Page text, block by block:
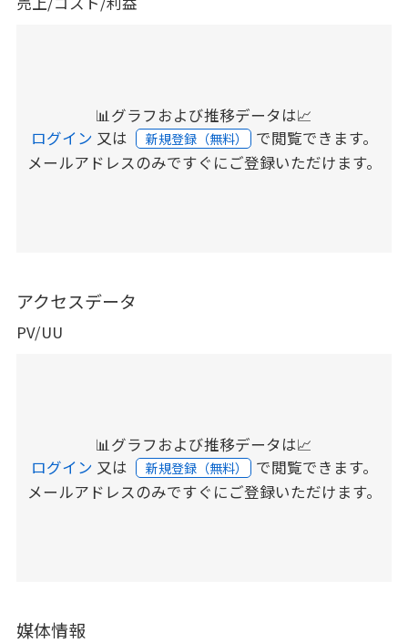
📊グラフおよび推移データは📈
ログイン 又は 新規登録（無料） で閲覧できます。
メールアドレスのみですぐにご登録いただけます。
アクセスデータ
PV/UU
📊グラフおよび推移データは📈
ログイン 又は 新規登録（無料） で閲覧できます。
メールアドレスのみですぐにご登録いただけます。
媒体情報